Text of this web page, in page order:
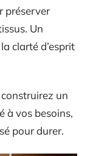
préserver
Un
clarté d’esprit
un
à vos besoins,
pour durer.